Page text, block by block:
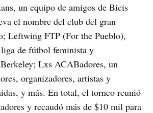
un equipo de amigos de Bicis
el nombre del club del gran
Leftwing FTP (For the Pueblo),
de fútbol feminista y
Lxs ACABadores, un
organizadores, artistas y
y más. En total, el torneo reunió
y recaudó más de $10 mil para